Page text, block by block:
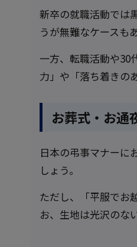
新卒の就職活動では
うが無難なケースも
一方、転職活動や30
力」や「落ち着きの
お葬式・お通
日本の弔事マナーに
しょう。
ただし、「平服でお
お、生地は光沢のな